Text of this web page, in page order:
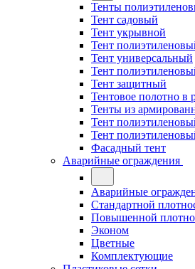
Тенты
Тент садовый
Тент укрывной
Тент
Тент универсальный
Тент
Тент защитный
Тентовое полотно в
Тенты из
Тент
Тент
Фасадный тент
Аварийные ограждения
Аварийные
Стандартной
Повышенной
Эконом
Цветные
Комплектующие